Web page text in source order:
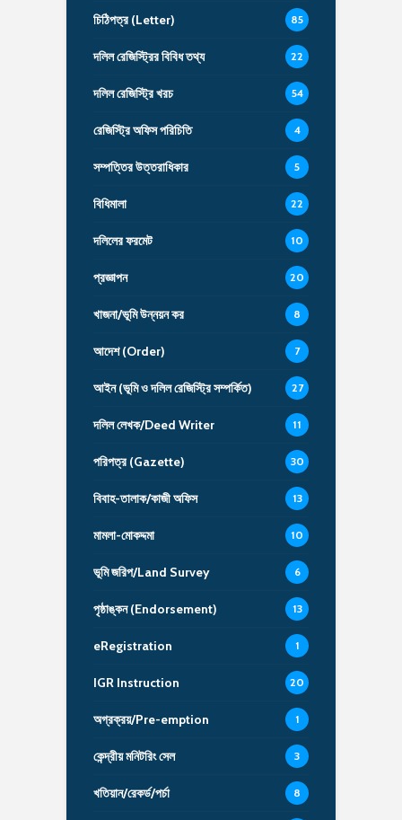
চিঠিপত্র (Letter) 85
দলিল রেজিস্ট্রির বিবিধ তথ্য 22
দলিল রেজিস্ট্রি খরচ 54
রেজিস্ট্রি অফিস পরিচিতি 4
সম্পত্তির উত্তরাধিকার 5
বিধিমালা 22
দলিলের ফরমেট 10
প্রজ্ঞাপন 20
খাজনা/ভূমি উন্নয়ন কর 8
আদেশ (Order) 7
আইন (ভূমি ও দলিল রেজিস্ট্রি সম্পর্কিত) 27
দলিল লেখক/Deed Writer 11
পরিপত্র (Gazette) 30
বিবাহ-তালাক/কাজী অফিস 13
মামলা-মোকদ্দমা 10
ভূমি জরিপ/Land Survey 6
পৃষ্ঠাঙ্কন (Endorsement) 13
eRegistration 1
IGR Instruction 20
অগ্রক্রয়/Pre-emption 1
কেন্দ্রীয় মনিটরিং সেল 3
খতিয়ান/রেকর্ড/পর্চা 8